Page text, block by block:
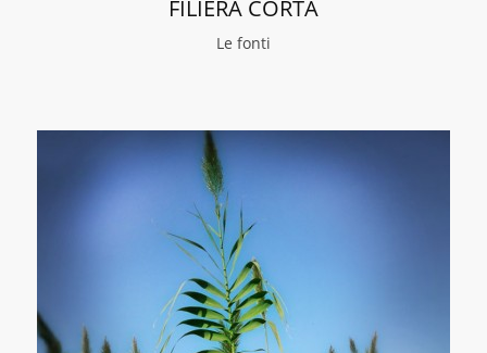
FILIERA CORTA
Le fonti